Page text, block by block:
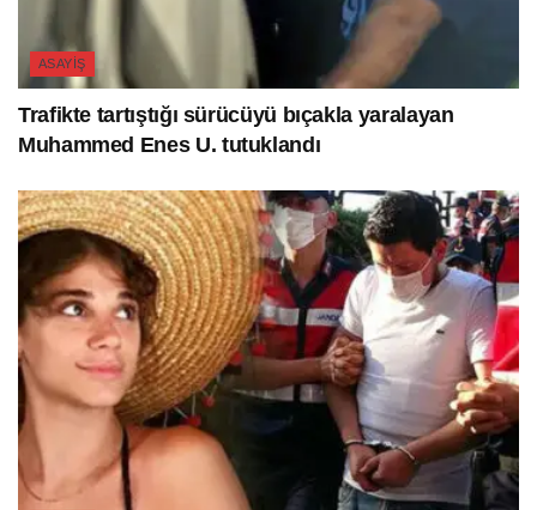
ASAYIŞ
Trafikte tartıştığı sürücüyü bıçakla yaralayan
Muhammed Enes U. tutuklandı